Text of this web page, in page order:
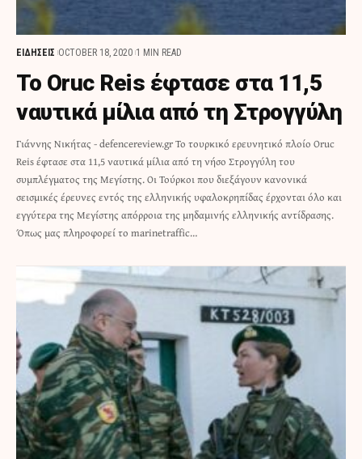
ΕΙΔΗΣΕΙΣ OCTOBER 18, 2020 1 MIN READ
Το Oruc Reis έφτασε στα 11,5
ναυτικά μίλια από τη Στρογγύλη
Γιάννης Νικήτας - defencereview.gr Το τουρκικό ερευνητικό πλοίο Oruc
Reis έφτασε στα 11,5 ναυτικά μίλια από τη νήσο Στρογγύλη του
συμπλέγματος της Μεγίστης. Οι Τούρκοι που διεξάγουν κανονικά
σεισμικές έρευνες εντός της ελληνικής υφαλοκρηπίδας έρχονται όλο και
εγγύτερα της Μεγίστης απόρροια της μηδαμινής ελληνικής αντίδρασης.
Όπως μας πληροφορεί το marinetraffic…